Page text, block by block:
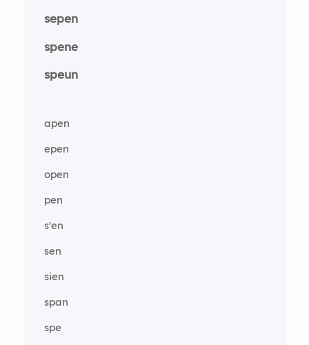
sepen
spene
speun
apen
epen
open
pen
s'en
sen
sien
span
spe